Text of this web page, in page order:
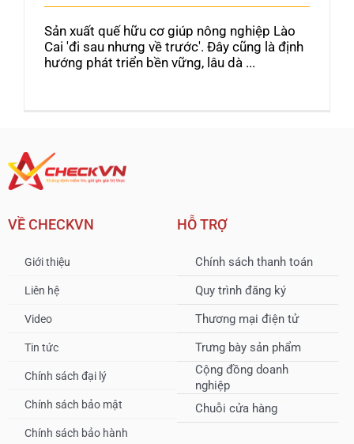
Sản xuất quế hữu cơ giúp nông nghiệp Lào
Cai 'đi sau nhưng về trước'. Đây cũng là định
hướng phát triển bền vững, lâu dà ...
VỀ CHECKVN
Giới thiệu
Liên hệ
Video
Tin tức
Chính sách đại lý
Chính sách bảo mật
Chính sách bảo hành
HỖ TRỢ
Chính sách thanh toán
Quy trình đăng ký
Thương mại điện tử
Trưng bày sản phẩm
Cộng đồng doanh
nghiệp
Chuỗi cửa hàng